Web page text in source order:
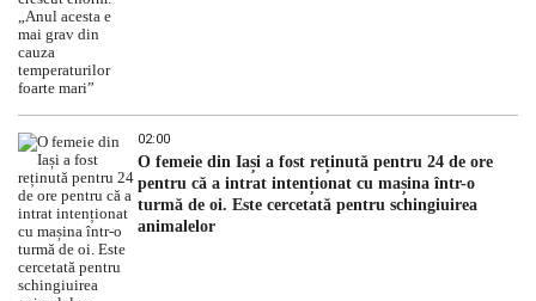
02:00
O femeie din Iași a fost reținută pentru 24 de ore
pentru că a intrat intenționat cu mașina într-o
turmă de oi. Este cercetată pentru schingiuirea
animalelor